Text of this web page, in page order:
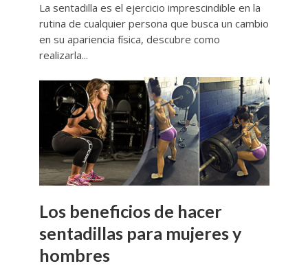
La sentadilla es el ejercicio imprescindible en la
rutina de cualquier persona que busca un cambio
en su apariencia física, descubre como
realizarla...
Los beneficios de hacer
sentadillas para mujeres y
hombres